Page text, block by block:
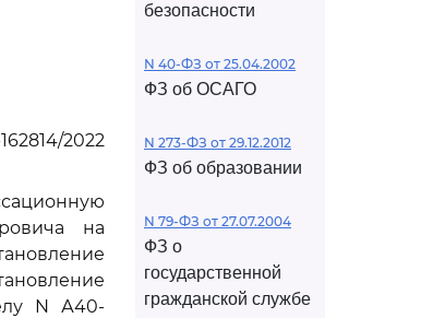
2022
на
N А40-
безопасности
N 40-ФЗ от 25.04.2002
ФЗ об ОСАГО
N 273-ФЗ от 29.12.2012
ФЗ об образовании
N 79-ФЗ от 27.07.2004
ФЗ о
государственной
гражданской службе